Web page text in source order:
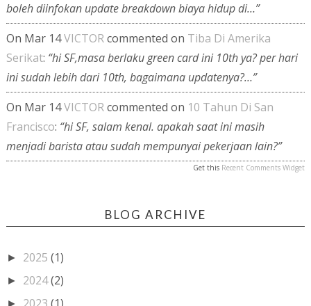
boleh diinfokan update breakdown biaya hidup di…”
On Mar 14VICTORcommented on Tiba Di Amerika
Serikat: “hi SF,masa berlaku green card ini 10th ya? per hari
ini sudah lebih dari 10th, bagaimana updatenya?…”
On Mar 14VICTORcommented on 10 Tahun Di San
Francisco: “hi SF, salam kenal. apakah saat ini masih
menjadi barista atau sudah mempunyai pekerjaan lain?”
Get this Recent Comments Widget
BLOG ARCHIVE
► 2025 (1)
► 2024(2)